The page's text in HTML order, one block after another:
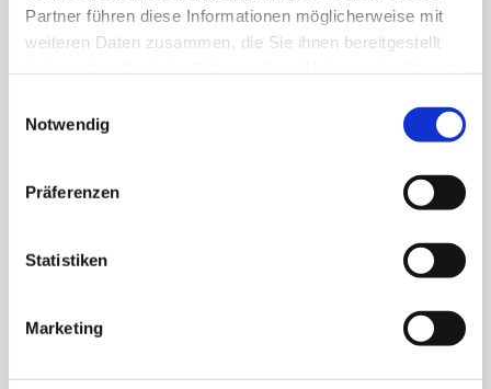
Partner führen diese Informationen möglicherweise mit
weiteren Daten zusammen, die Sie ihnen bereitgestellt
Notwendig
Präferenzen
Statistiken
Marketing
Amtliche Bekanntmachungen,
Klimaschutzmanagement
Klimalogbuch Langeoog Eintrag vom 30. November 2025
Weitere Aussichten: aussichtsreich Liebe
manchmal kann auch ich das Wort „Klimaschutz“ nicht
und Knebelung der Wirtschaft. Dabei ist genau das